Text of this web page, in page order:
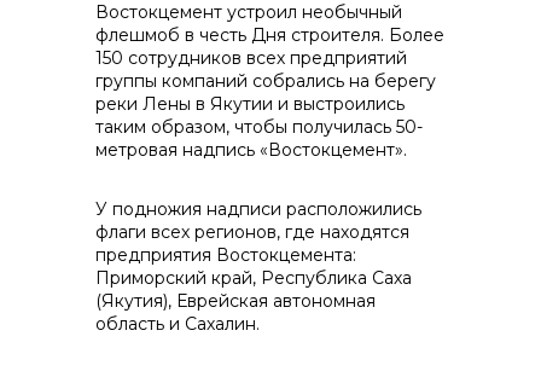
реализация неликвидов
контакты отдела закупок
Востокцемент устроил необычный
флешмоб в честь Дня строителя. Более
150 сотрудников всех предприятий
группы компаний собрались на берегу
реки Лены в Якутии и выстроились
таким образом, чтобы получилась 50-
метровая надпись «Востокцемент».
У подножия надписи расположились
флаги всех регионов, где находятся
предприятия Востокцемента:
Приморский край, Республика Саха
(Якутия), Еврейская автономная
область и Сахалин.